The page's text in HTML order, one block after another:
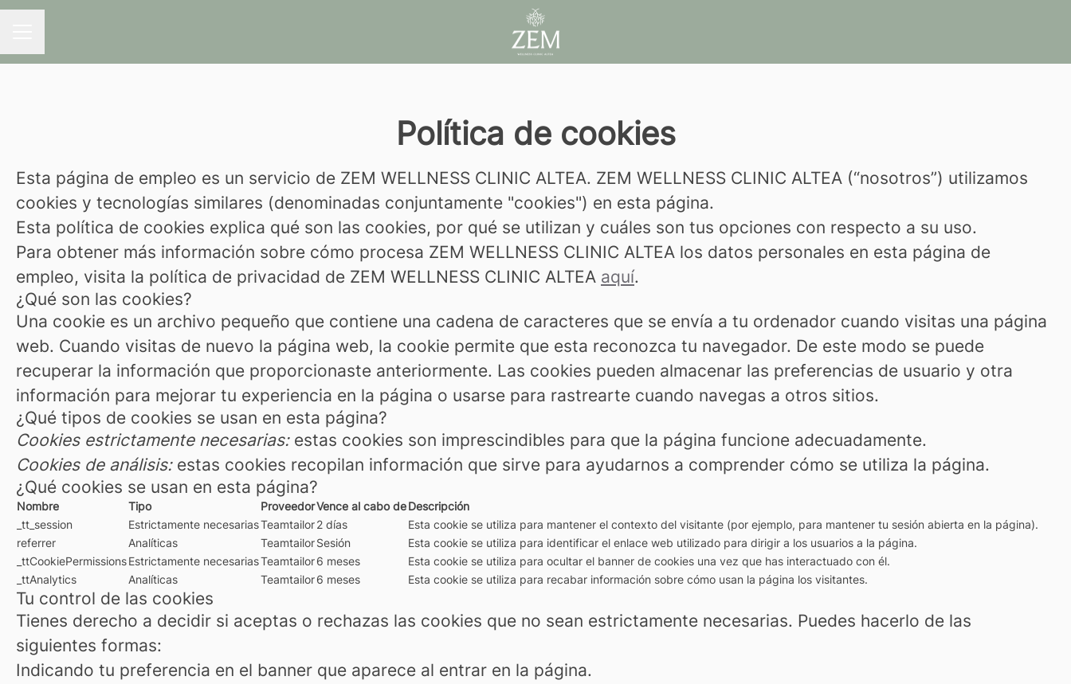
Política de cookies
Esta página de empleo es un servicio de ZEM WELLNESS CLINIC ALTEA. ZEM WELLNESS CLINIC ALTEA (“nosotros”) utilizamos
cookies y tecnologías similares (denominadas conjuntamente "cookies") en esta página.
Esta política de cookies explica qué son las cookies, por qué se utilizan y cuáles son tus opciones con respecto a su uso.
Para obtener más información sobre cómo procesa ZEM WELLNESS CLINIC ALTEA los datos personales en esta página de
empleo, visita la política de privacidad de ZEM WELLNESS CLINIC ALTEA aquí.
¿Qué son las cookies?
Una cookie es un archivo pequeño que contiene una cadena de caracteres que se envía a tu ordenador cuando visitas una página
web. Cuando visitas de nuevo la página web, la cookie permite que esta reconozca tu navegador. De este modo se puede
recuperar la información que proporcionaste anteriormente. Las cookies pueden almacenar las preferencias de usuario y otra
información para mejorar tu experiencia en la página o usarse para rastrearte cuando navegas a otros sitios.
¿Qué tipos de cookies se usan en esta página?
Cookies estrictamente necesarias:estas cookies son imprescindibles para que la página funcione adecuadamente.
Cookies de análisis:estas cookies recopilan información que sirve para ayudarnos a comprender cómo se utiliza la página.
¿Qué cookies se usan en esta página?
Nombre Tipo ProveedorVence al cabo deDescripción
_tt_session
Estrictamente necesariasTeamtailor2 días
Esta cookie se utiliza para mantener el contexto del visitante (por ejemplo, para mantener tu sesión abierta en la página).
referrer
Analíticas TeamtailorSesión
Esta cookie se utiliza para identificar el enlace web utilizado para dirigir a los usuarios a la página.
_ttCookiePermissionsEstrictamente necesariasTeamtailor6 meses
Esta cookie se utiliza para ocultar el banner de cookies una vez que has interactuado con él.
_ttAnalytics
Analíticas Teamtailor6 meses Esta cookie se utiliza para recabar información sobre cómo usan la página los visitantes.
Tu control de las cookies
Tienes derecho a decidir si aceptas o rechazas las cookies que no sean estrictamente necesarias. Puedes hacerlo de las
siguientes formas:
Indicando tu preferencia en el banner que aparece al entrar en la página.